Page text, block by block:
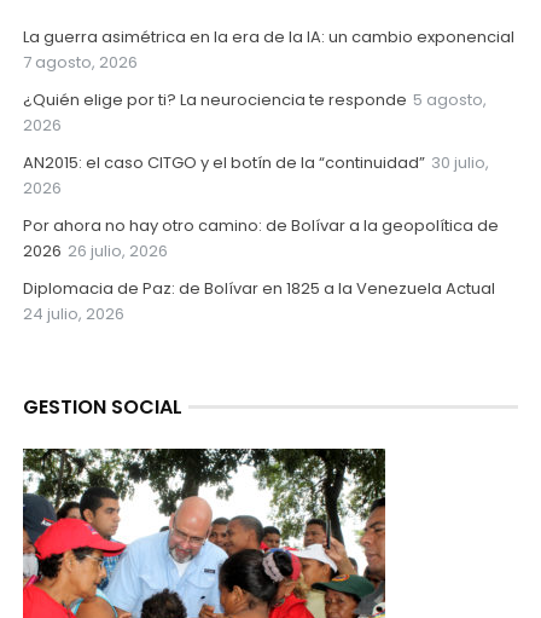
La guerra asimétrica en la era de la IA: un cambio exponencial
7 agosto, 2026
¿Quién elige por ti? La neurociencia te responde 5 agosto,
2026
AN2015: el caso CITGO y el botín de la “continuidad” 30 julio,
2026
Por ahora no hay otro camino: de Bolívar a la geopolítica de
2026 26 julio, 2026
Diplomacia de Paz: de Bolívar en 1825 a la Venezuela Actual
24 julio, 2026
GESTION SOCIAL